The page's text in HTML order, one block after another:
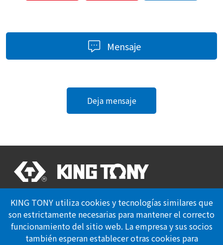
KING TONY utiliza cookies y tecnologías similares que
son estrictamente necesarias para mantener el correcto
funcionamiento del sitio web. La empresa y sus socios
también esperan establecer otras cookies para
Mensaje
Deja mensaje
Certificación Profesional
Politica de Privacidad
Síguenos